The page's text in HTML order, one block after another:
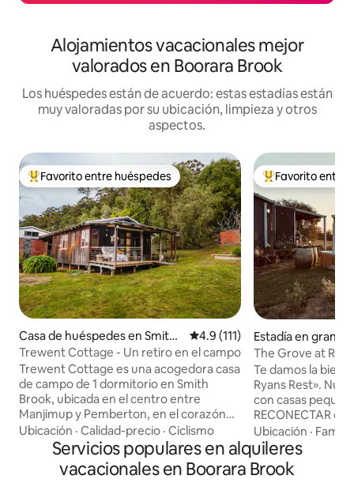
Alojamientos vacacionales mejor
valorados en Boorara Brook
Los huéspedes están de acuerdo: estas estadías están
muy valoradas por su ubicación, limpieza y otros
aspectos.
Favorito entre huéspedes preferido
Favorito entre huéspedes
Casa de huéspedes en Smith
Brook
Calificación promedio: 4.9 de
4.9 (111)
Trewent Cottage - Un retiro en el campo
Trewent Cottage es una acogedora casa
de campo de 1 dormitorio en Smith
Brook, ubicada en el centro entre
Manjimup y Pemberton, en el corazón
de los bosques del sur. La casa de campo
rústica es la escapada perfecta para
relajarse y disfrutar del aire fresco del
campo, la abundante avifauna y explorar
Ubicación · Calidad-precio · Ciclismo
Favorito entre
Favorito entre
Estadía en granja
up
The Grove at
granja
Te damos la
Ryans Rest». Nuestra segunda granja
con casas
RECONECTAR
tierra y la
sumerges en un
regenerativo que
un ecosistema vivo
Ubicación ·
Servicios populares en alquileres
vacacionales en Boorara Brook